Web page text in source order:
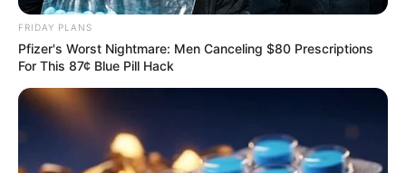
FRIDAY PLANS
Pfizer's Worst Nightmare: Men Canceling $80 Prescriptions
For This 87¢ Blue Pill Hack